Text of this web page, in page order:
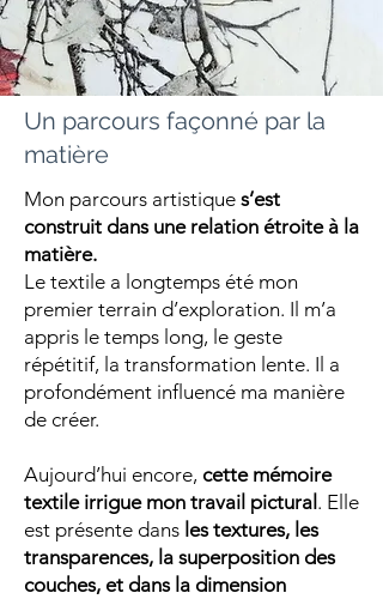
Un parcours façonné par la
matière
Mon parcours artistique s’est
construit dans une relation étroite à la
matière.
Le textile a longtemps été mon
premier terrain d’exploration. Il m’a
appris le temps long, le geste
répétitif, la transformation lente. Il a
profondément influencé ma manière
de créer.
Aujourd’hui encore, cette mémoire
textile irrigue mon travail pictural . Elle
est présente dans les textures, les
transparences, la superposition des
couches, et dans la dimension